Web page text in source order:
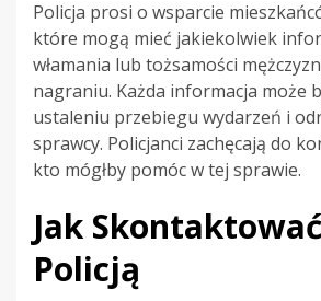
Policja prosi o wsparcie
które mogą mieć jakiekolwiek
włamania lub tożsamości
nagraniu. Każda informacja może
ustaleniu przebiegu wydarzeń i
sprawcy. Policjanci zachęcają do
kto mógłby pomóc w tej sprawie.
Jak
Policją